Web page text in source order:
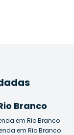
Branco
em Rio Branco
em Rio Branco